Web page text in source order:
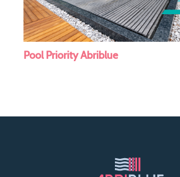
Pool Priority Abriblue